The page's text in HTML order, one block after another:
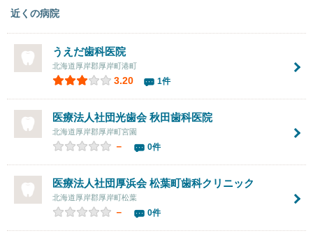
近くの病院
うえだ歯科医院
北海道厚岸郡厚岸町港町
3.20 1件
医療法人社団光歯会秋田歯科医院
北海道厚岸郡厚岸町宮園
－ 0件
医療法人社団厚浜会松葉町歯科クリニック
北海道厚岸郡厚岸町松葉
－ 0件